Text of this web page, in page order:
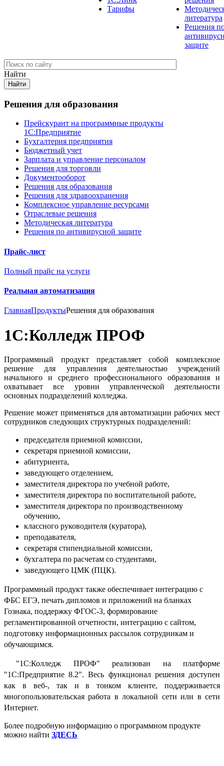
Тарифы
литература
Решения
защите
Найти
Решения для образования
Прейскурант на программные продукты
1С:Предприятие
Бухгалтерия предприятия
Бюджетный учет
Зарплата и управление персоналом
Решения для торговли
Документооборот
Решения для образования
Решения для здравоохранения
Комплексное управление ресурсами
Отраслевые решения
Методическая литература
Решения по антивирусной защите
Прайс-лист
Полный прайс на услуги
Реальная автоматизация
ГлавнаяПродуктыРешения для образования
1С:Колледж ПРОФ
Программный продукт представляет собой комплексное
решение для управления деятельностью учреждений
начального и среднего профессионального образования и
охватывает все уровни управленческой деятельности
основных подразделений колледжа.
Решение может применяться для автоматизации рабочих мест
сотрудников следующих структурных подразделений:
председателя приемной комиссии,
секретаря приемной комиссии,
абитуриента,
заведующего отделением,
заместителя директора по учебной работе,
заместителя директора по воспитательной работе,
заместителя директора по производственному
обучению,
классного руководителя (куратора),
преподавателя,
секретаря стипендиальной комиссии,
бухгалтера по расчетам со студентами,
заведующего ЦМК (ПЦК).
Программный продукт также обеспечивает интеграцию с
ФБС ЕГЭ, печать дипломов и приложений на бланках
Гознака, поддержку ФГОС-3, формирование
регламентированной отчетности, интеграцию с сайтом,
подготовку информационных рассылок сотрудникам и
обучающимся.
"1С:Колледж ПРОФ" реализован на платформе
"1С:Предприятие 8.2". Весь функционал решения доступен
как в веб-, так и в тонком клиенте, поддерживается
многопользовательская работа в локальной сети или в сети
Интернет.
Более подробную информацию о программном продукте
можно найти ЗДЕСЬ